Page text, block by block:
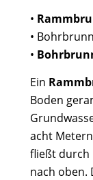
•
•
•
Ein
Boden
acht
fließt durch
nach oben.